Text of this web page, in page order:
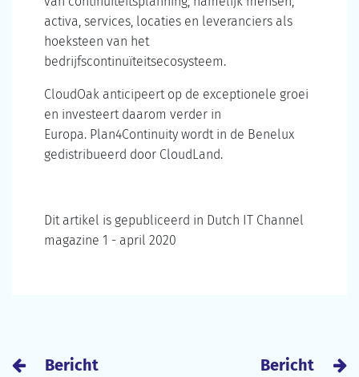
activa, services, locaties en leveranciers als
hoeksteen van het
bedrijfscontinuïteitsecosysteem.
CloudOak anticipeert op de exceptionele groei
en investeert daarom verder in
Europa. Plan4Continuity wordt in de Benelux
gedistribueerd door CloudLand.
Dit artikel is gepubliceerd in Dutch IT Channel
magazine 1 - april 2020
Bericht Bericht